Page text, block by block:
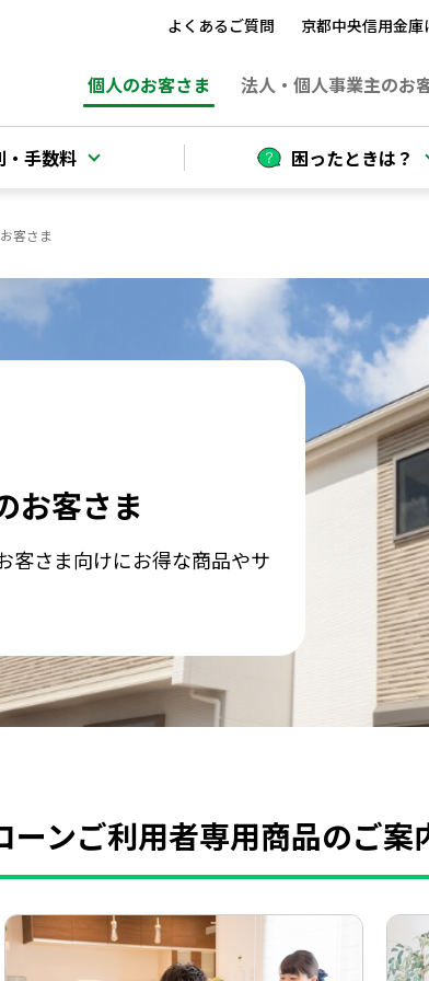
よくあるご質問 京都中央信用金庫
個人のお客さま 法人 ・個人事業主のお
・手数料 困ったときは？
客さま
お客さま
客さま向けにお得な商品やサ
ーンご利用者専用商品のご案